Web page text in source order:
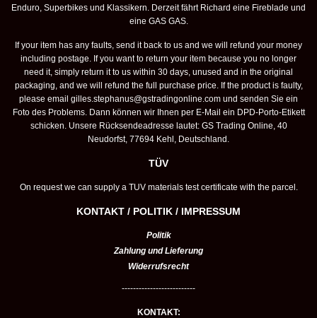
Enduro, Superbikes und Klassikern. Derzeit fährt Richard eine Fireblade und
eine GAS GAS.
If your item has any faults, send it back to us and we will refund your money
including postage. If you want to return your item because you no longer
need it, simply return it to us within 30 days, unused and in the original
packaging, and we will refund the full purchase price. If the product is faulty,
please email gilles.stephanus@gstradingonline.com und senden Sie ein
Foto des Problems. Dann können wir Ihnen per E-Mail ein DPD-Porto-Etikett
schicken. Unsere Rücksendeadresse lautet: GS Trading Online, 40
Neudorfst, 77694 Kehl, Deutschland.
TÜV
On request we can supply a TUV materials test certificate with the parcel.
KONTAKT / POLITIK / IMPRESSUM
Politik
Zahlung und Lieferung
Widerrufsrecht
--------------------------
KONTAKT: